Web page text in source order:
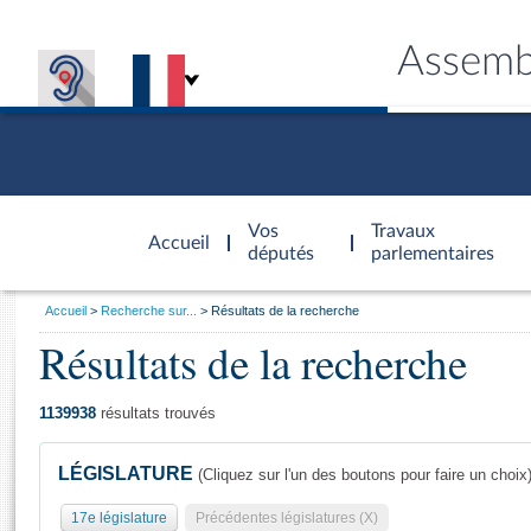
Accueil
d'accueil
Vos
députés
Travaux
parlementaires
Général
Vous
Accueil Recherche sur... Résultats de la recherche
Résultats de la recherche
1139938 résultats trouvés
LÉGISLATURE (Cliquez sur l'un des boutons pour faire un choix)
17e législature Précédentes législatures (X)